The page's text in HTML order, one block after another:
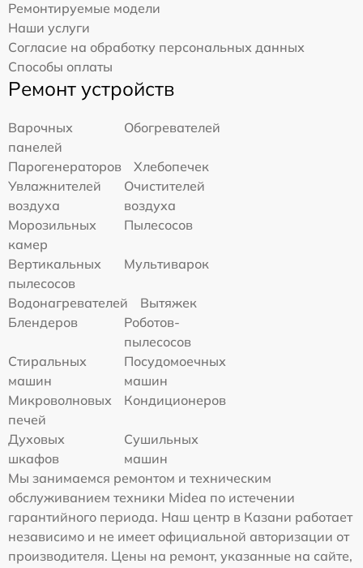
Ремонтируемые модели
Наши услуги
Согласие на обработку персональных данных
Способы оплаты
Ремонт устройств
Варочных
панелей
Обогревателей
Парогенераторов
Хлебопечек
Увлажнителей
воздуха
Очистителей
воздуха
Морозильных
камер
Пылесосов
Вертикальных
пылесосов
Мультиварок
Водонагревателей
Вытяжек
Блендеров
Роботов-
пылесосов
Стиральных
машин
Посудомоечных
машин
Микроволновых
печей
Кондиционеров
Духовых
шкафов
Сушильных
машин
Мы занимаемся ремонтом и техническим
обслуживанием техники Midea по истечении
гарантийного периода. Наш центр в Казани работает
независимо и не имеет официальной авторизации от
производителя. Цены на ремонт, указанные на сайте,